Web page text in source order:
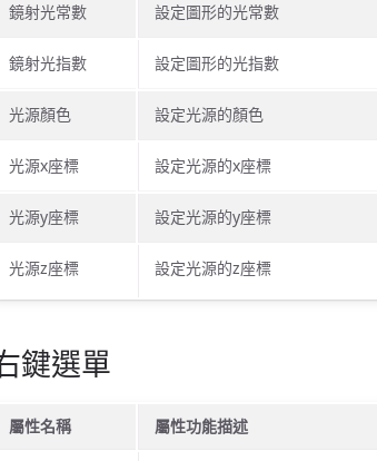
鏡射光常數 設定圖形的光常數
鏡射光指數 設定圖形的光指數
光源顏色 設定光源的顏色
光源x座標 設定光源的x座標
光源y座標 設定光源的y座標
光源z座標 設定光源的z座標
鍵選單
屬性名稱 屬性功能描述